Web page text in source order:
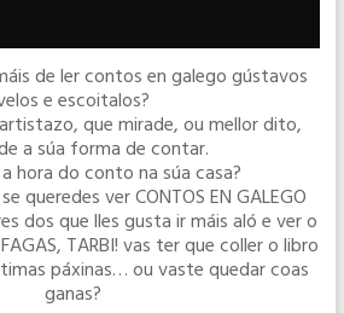
de ler contos en galego gústavos
e escoitalos?
que mirade, ou mellor dito,
a súa forma de contar.
hora do conto na súa casa?
queredes ver CONTOS EN GALEGO
dos que lles gusta ir máis aló e ver o
TARBI! vas ter que coller o libro
páxinas… ou vaste quedar coas
ganas?